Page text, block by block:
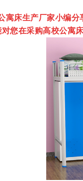
寓床生产厂家小编分
您在采购高校公寓